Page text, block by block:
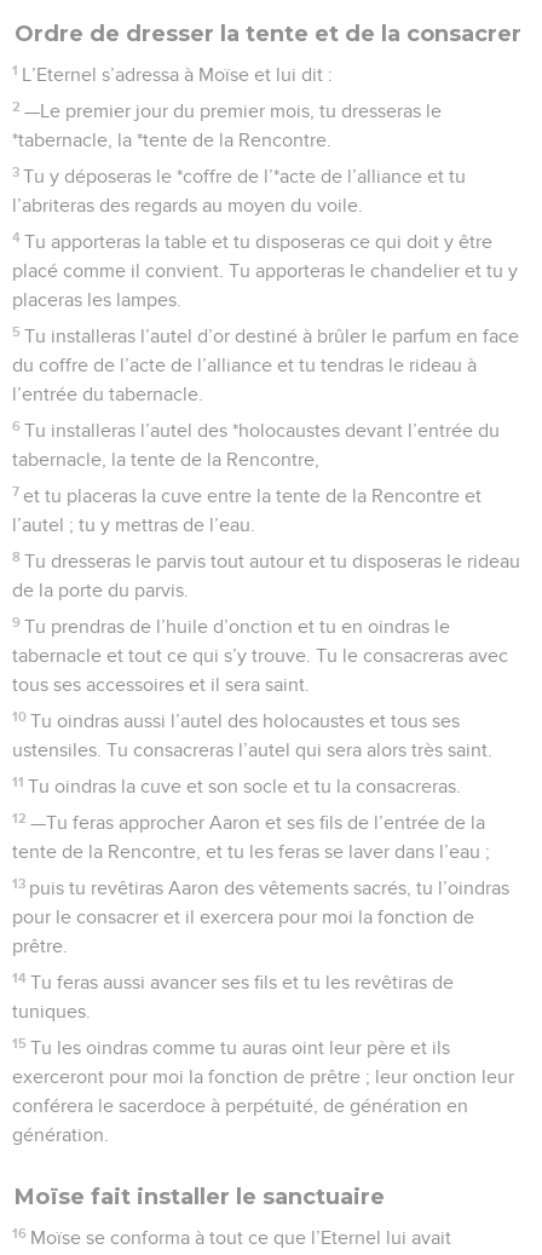
Ordre de dresser la tente et de la consacrer
1 L’Eternel s’adressa à Moïse et lui dit :
2 —Le premier jour du premier mois, tu dresseras le
*tabernacle, la *tente de la Rencontre.
3 Tu y déposeras le *coffre de l’*acte de l’alliance et tu
l’abriteras des regards au moyen du voile.
4 Tu apporteras la table et tu disposeras ce qui doit y être
placé comme il convient. Tu apporteras le chandelier et tu y
placeras les lampes.
5 Tu installeras l’autel d’or destiné à brûler le parfum en face
du coffre de l’acte de l’alliance et tu tendras le rideau à
l’entrée du tabernacle.
6 Tu installeras l’autel des *holocaustes devant l’entrée du
tabernacle, la tente de la Rencontre,
7 et tu placeras la cuve entre la tente de la Rencontre et
l’autel ; tu y mettras de l’eau.
8 Tu dresseras le parvis tout autour et tu disposeras le rideau
de la porte du parvis.
9 Tu prendras de l’huile d’onction et tu en oindras le
tabernacle et tout ce qui s’y trouve. Tu le consacreras avec
tous ses accessoires et il sera saint.
10 Tu oindras aussi l’autel des holocaustes et tous ses
ustensiles. Tu consacreras l’autel qui sera alors très saint.
11 Tu oindras la cuve et son socle et tu la consacreras.
12 —Tu feras approcher Aaron et ses fils de l’entrée de la
tente de la Rencontre, et tu les feras se laver dans l’eau ;
13 puis tu revêtiras Aaron des vêtements sacrés, tu l’oindras
pour le consacrer et il exercera pour moi la fonction de
prêtre.
14 Tu feras aussi avancer ses fils et tu les revêtiras de
tuniques.
15 Tu les oindras comme tu auras oint leur père et ils
exerceront pour moi la fonction de prêtre ; leur onction leur
conférera le sacerdoce à perpétuité, de génération en
génération.
Moïse fait installer le sanctuaire
16 Moïse se conforma à tout ce que l’Eternel lui avait